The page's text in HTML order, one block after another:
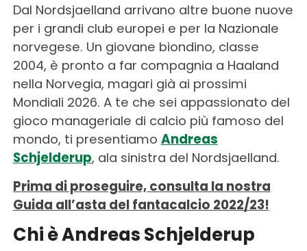
Dal Nordsjaelland arrivano altre buone nuove
per i grandi club europei e per la Nazionale
norvegese. Un giovane biondino, classe
2004, è pronto a far compagnia a Haaland
nella Norvegia, magari già ai prossimi
Mondiali 2026. A te che sei appassionato del
gioco manageriale di calcio più famoso del
mondo, ti presentiamo Andreas
Schjelderup, ala sinistra del Nordsjaelland.
Prima di proseguire, consulta la nostra
Guida all’asta del fantacalcio 2022/23!
Chi è Andreas Schjelderup